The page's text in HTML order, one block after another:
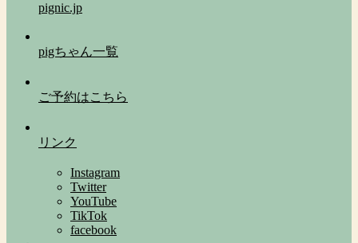
pignic.jp
pigちゃん一覧
ご予約はこちら
リンク
Instagram
Twitter
YouTube
TikTok
facebook